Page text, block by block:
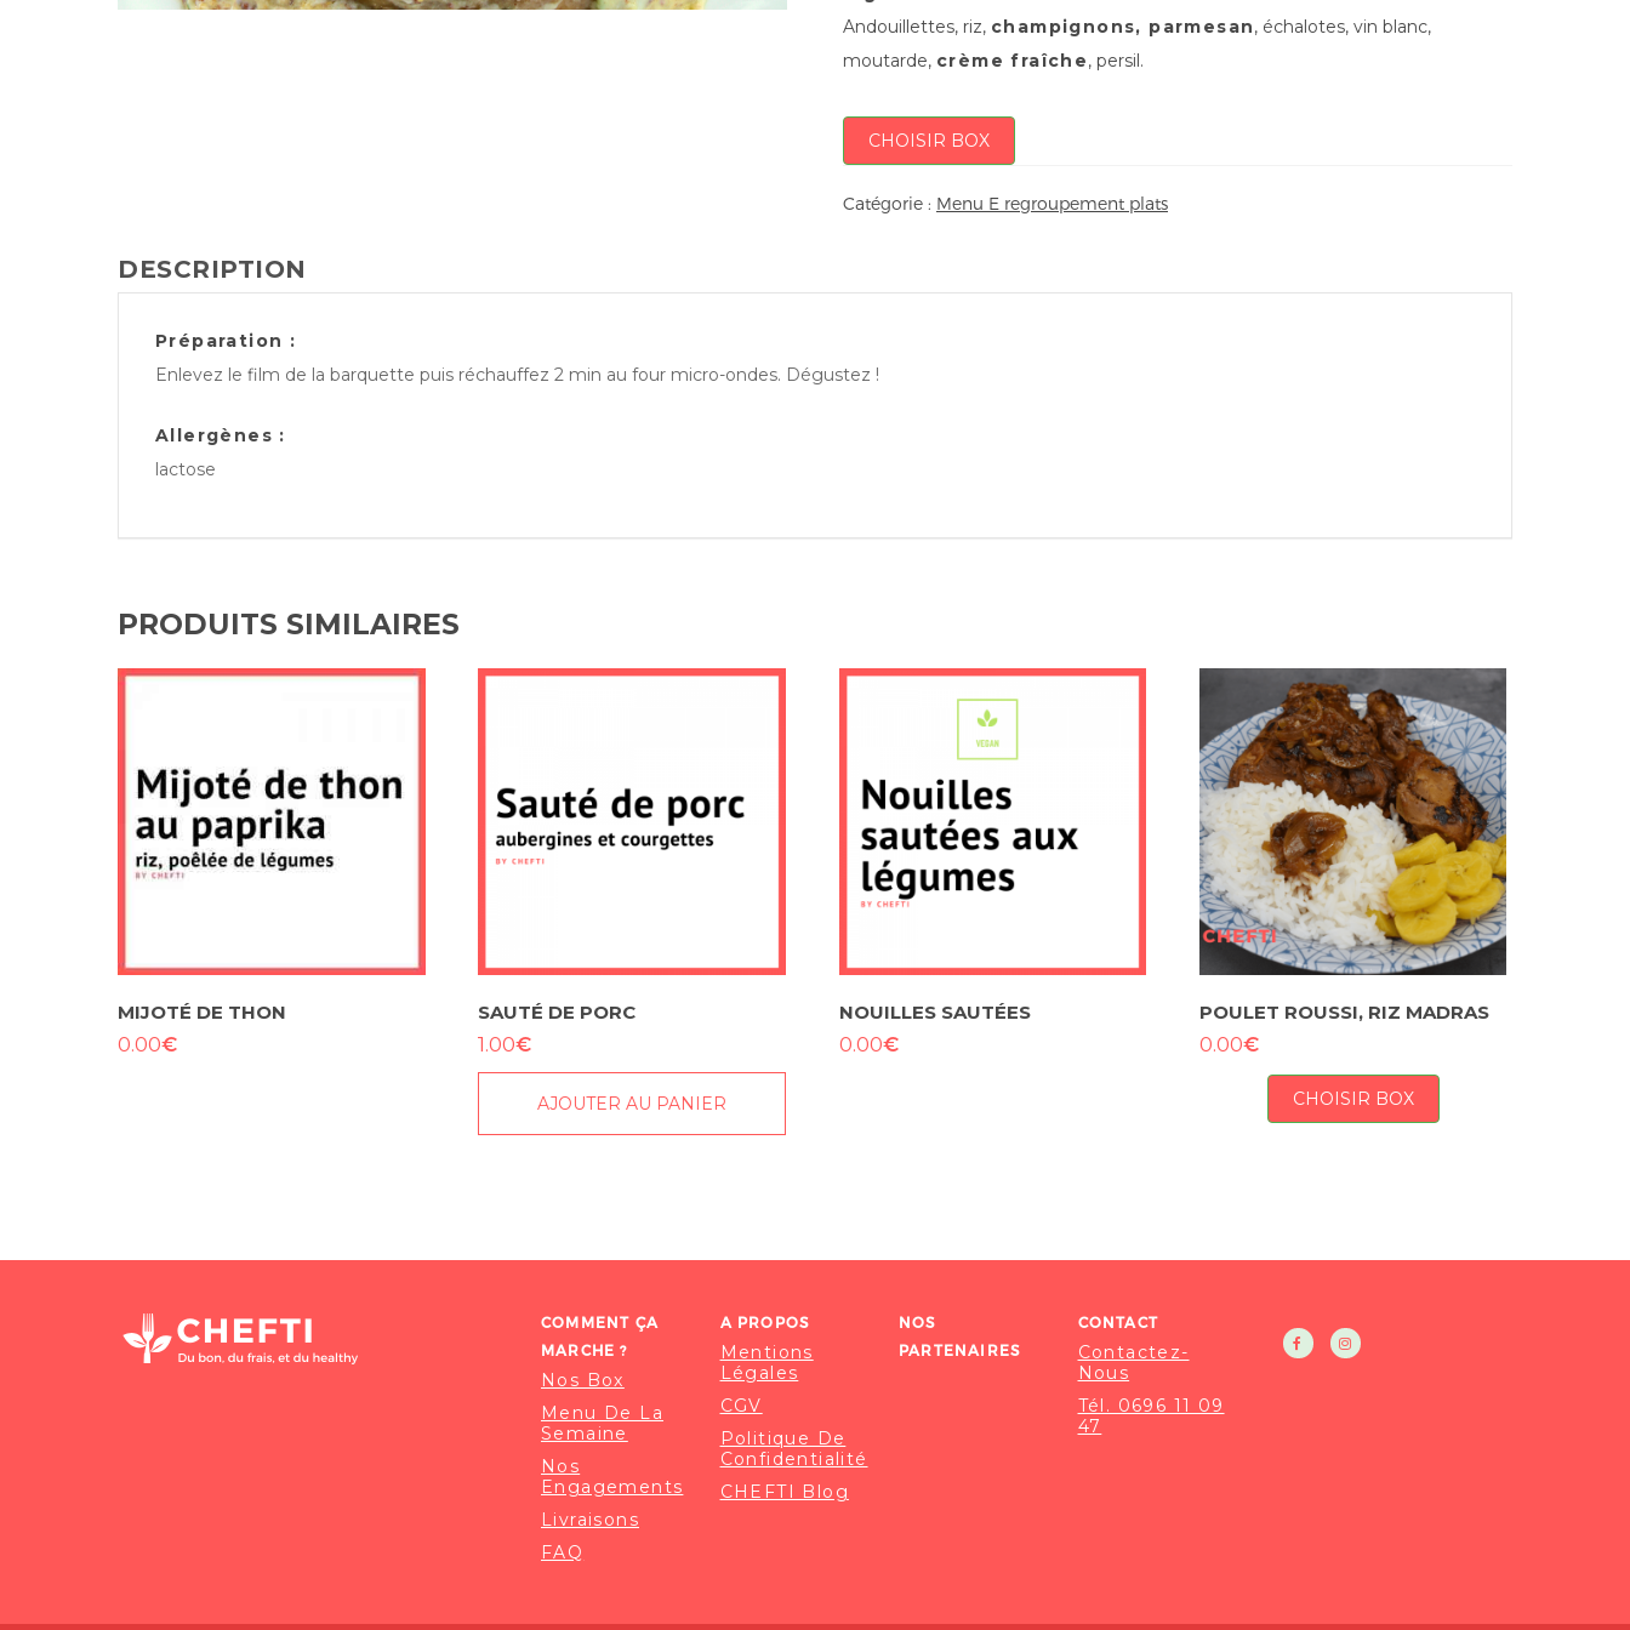
Andouillettes, riz, champignons, parmesan, échalotes, vin blanc,
moutarde, crème fraîche, persil.
CHOISIR BOX
Catégorie : Menu E regroupement plats
DESCRIPTION
Préparation :
Enlevez le film de la barquette puis réchauffez 2 min au four micro-ondes. Dégustez !
Allergènes :
lactose
PRODUITS SIMILAIRES
MIJOTÉ DE THON
0.00€
SAUTÉ DE PORC
1.00€
AJOUTER AU PANIER
NOUILLES SAUTÉES
0.00€
POULET ROUSSI, RIZ MADRAS
0.00€
CHOISIR BOX
COMMENT ÇA
MARCHE ?
Nos Box
Menu De La
Semaine
Nos
Engagements
Livraisons
FAQ
A PROPOS
Mentions
Légales
CGV
Politique De
Confidentialité
CHEFTI Blog
NOS
PARTENAIRES
CONTACT
Contactez-
Nous
Tél. 0696 11 09
47